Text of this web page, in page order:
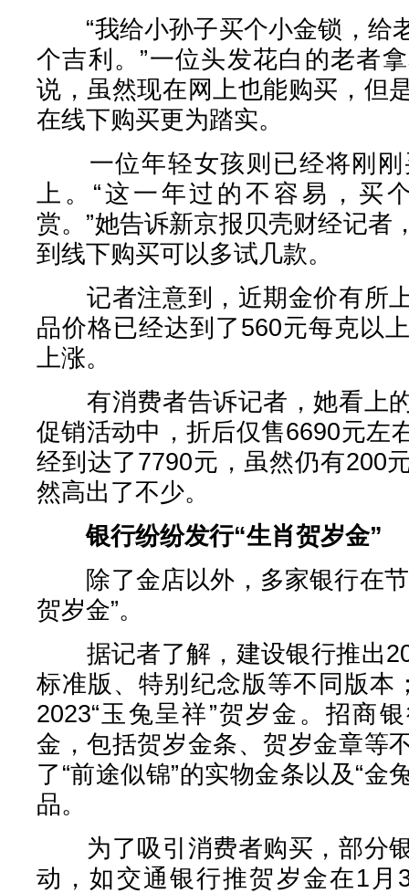
“我给小孙子买个小金锁，给
个吉利。”一位头发花白的老者
说，虽然现在网上也能购买，但
在线下购买更为踏实。
一位年轻女孩则已经将刚刚
上。“这一年过的不容易，买
赏。”她告诉新京报贝壳财经记者
到线下购买可以多试几款。
记者注意到，近期金价有所
品价格已经达到了560元每克以
上涨。
有消费者告诉记者，她看上
促销活动中，折后仅售6690元左
经到达了7790元，虽然仍有200
然高出了不少。
银行纷纷发行“生肖贺岁金”
除了金店以外，多家银行在节
贺岁金”。
据记者了解，建设银行推出
标准版、特别纪念版等不同版本
2023“玉兔呈祥”贺岁金。招商
金，包括贺岁金条、贺岁金章等
了“前途似锦”的实物金条以及“金
品。
为了吸引消费者购买，部分
动，如交通银行推贺岁金在1月